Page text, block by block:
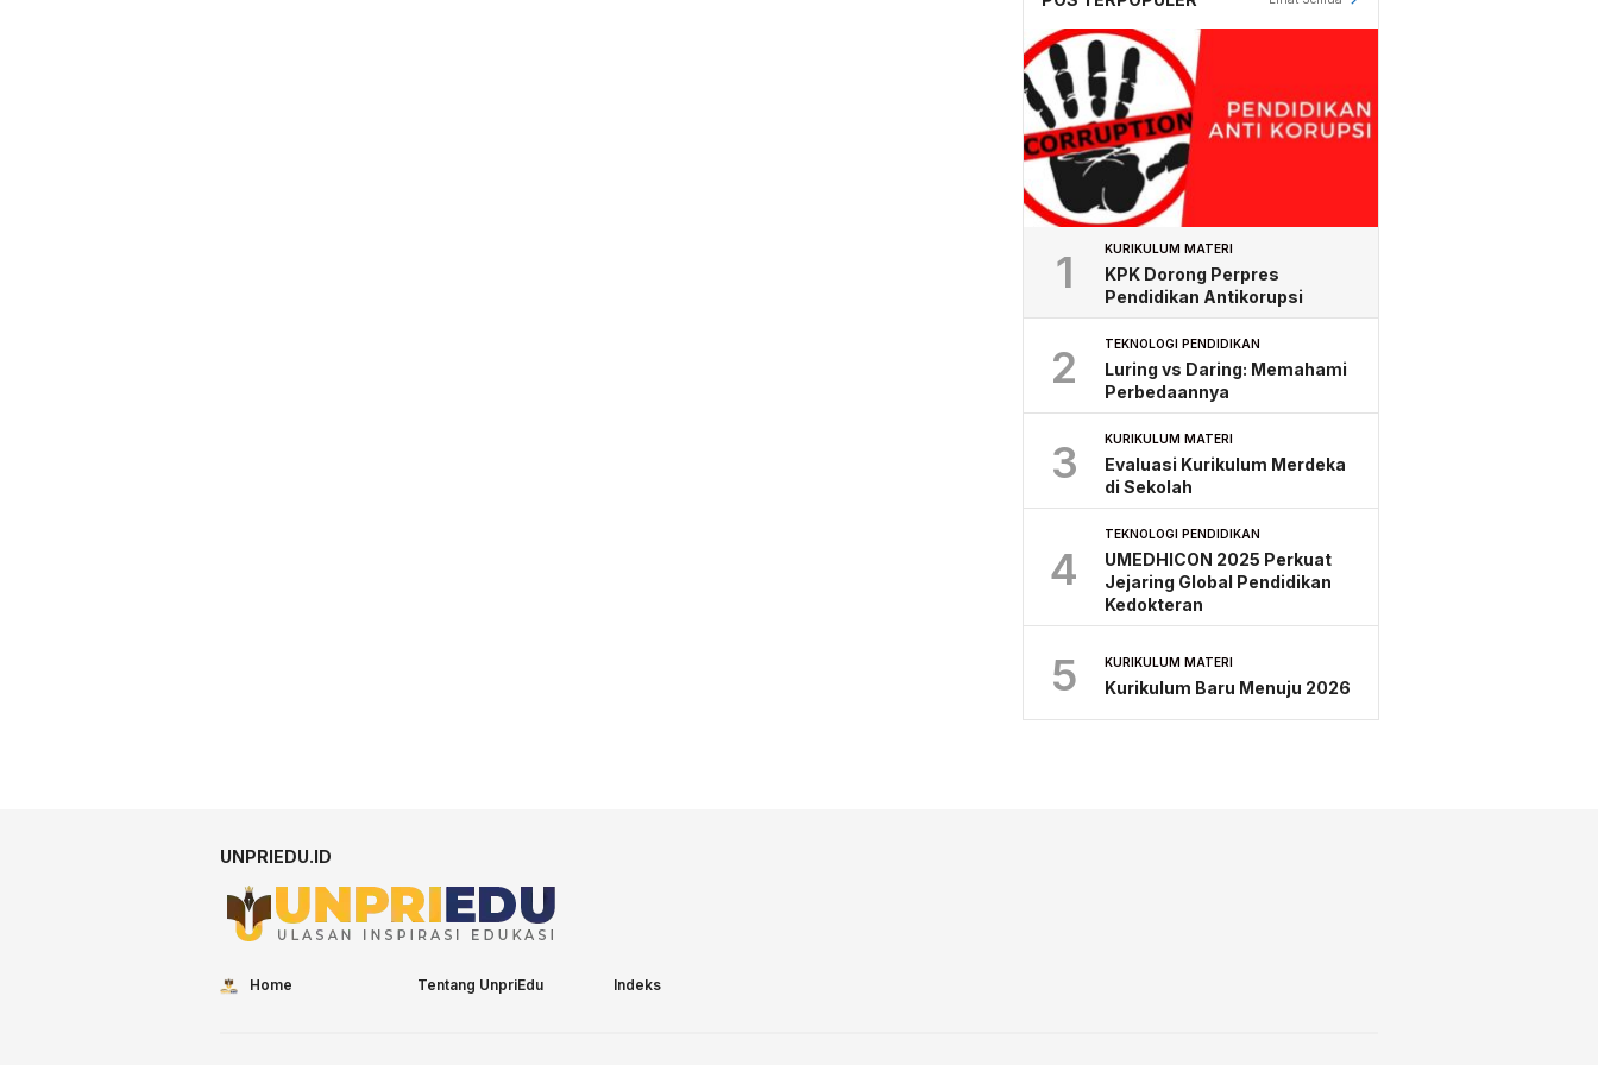
1 KURIKULUM MATERI
KPK Dorong Perpres
Pendidikan Antikorupsi
2 TEKNOLOGI PENDIDIKAN
Luring vs Daring: Memahami
Perbedaannya
3 KURIKULUM MATERI
Evaluasi Kurikulum Merdeka
di Sekolah
4
TEKNOLOGI PENDIDIKAN
UMEDHICON 2025 Perkuat
Jejaring Global Pendidikan
Kedokteran
5 KURIKULUM MATERI
Kurikulum Baru Menuju 2026
UNPRIEDU.ID
Home Tentang UnpriEdu Indeks